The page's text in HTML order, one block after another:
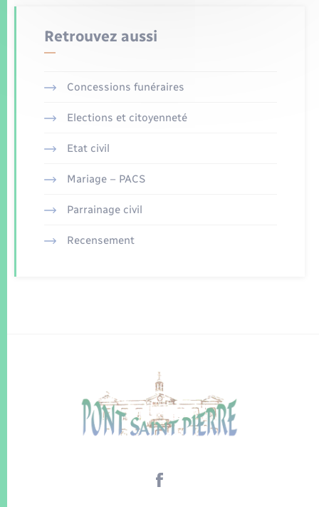
Retrouvez aussi
Concessions funéraires
Elections et citoyenneté
Etat civil
Mariage – PACS
Parrainage civil
Recensement